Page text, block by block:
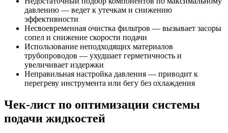
давлению — ведет к утечкам и снижению
эффективности
Несвоевременная очистка фильтров — вызывает засоры
сопел и снижение скорости подачи
Использование неподходящих материалов
трубопроводов — ухудшает герметичность и
увеличивает издержки
Неправильная настройка давления — приводит к
перегреву инструмента или бегу без охлаждения
Чек-лист по оптимизации системы
подачи жидкостей